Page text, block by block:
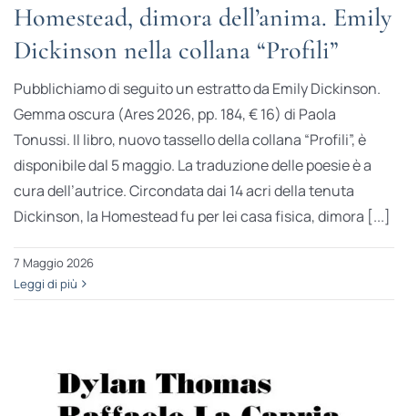
Homestead, dimora dell’anima. Emily
Dickinson nella collana “Profili”
Pubblichiamo di seguito un estratto da Emily Dickinson.
Gemma oscura (Ares 2026, pp. 184, € 16) di Paola
Tonussi. Il libro, nuovo tassello della collana “Profili”, è
disponibile dal 5 maggio. La traduzione delle poesie è a
cura dell’autrice. Circondata dai 14 acri della tenuta
Dickinson, la Homestead fu per lei casa fisica, dimora [...]
7 Maggio 2026
Leggi di più